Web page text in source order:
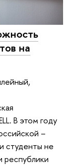
на
В этом году
–
студенты не
республики